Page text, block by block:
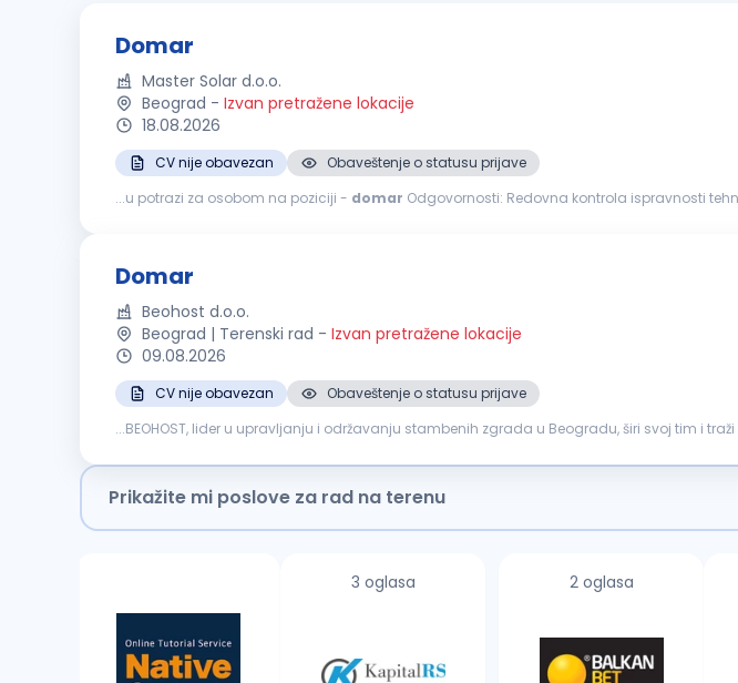
Domar
Master Solar d.o.o.
Beograd - Izvan pretražene lokacije
18.08.2026
CV nije obavezan
Obaveštenje o statusu prijave
...u potrazi za osobom na poziciji - domar Odgovornosti: Redovna kontrola ispravnosti tehničkih sistema i instalacija (elektro instalacije, vodovod, kanalizacija i HVAC sistemi)
Domar
Beohost d.o.o.
Beograd | Terenski rad - Izvan pretražene lokacije
09.08.2026
CV nije obavezan
Obaveštenje o statusu prijave
...BEOHOST, lider u upravljanju i održavanju stambenih zgrada u Beogradu, širi svoj tim i traži
Prikažite mi poslove za rad na terenu
3 oglasa 2 oglasa